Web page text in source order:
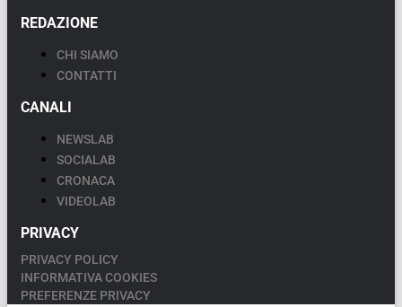
REDAZIONE
CHI SIAMO
CONTATTI
CANALI
NEWSLAB
SOCIALAB
CRONACA
VIDEOLAB
PRIVACY
PRIVACY POLICY
INFORMATIVA COOKIES
PREFERENZE PRIVACY